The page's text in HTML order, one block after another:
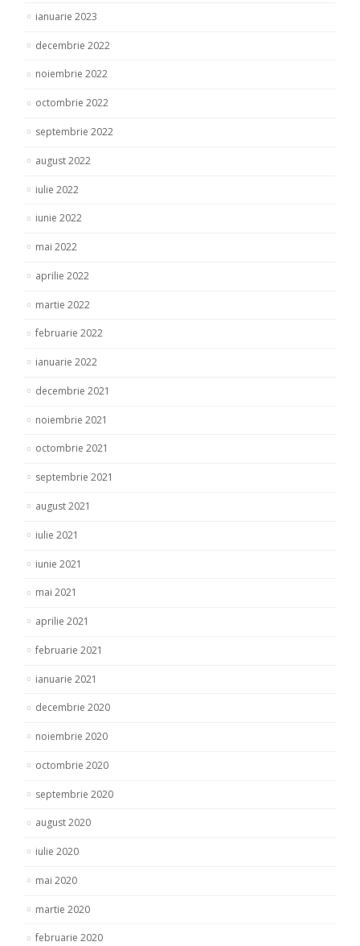
ianuarie 2023
decembrie 2022
noiembrie 2022
octombrie 2022
septembrie 2022
august 2022
iulie 2022
iunie 2022
mai 2022
aprilie 2022
martie 2022
februarie 2022
ianuarie 2022
decembrie 2021
noiembrie 2021
octombrie 2021
septembrie 2021
august 2021
iulie 2021
iunie 2021
mai 2021
aprilie 2021
februarie 2021
ianuarie 2021
decembrie 2020
noiembrie 2020
octombrie 2020
septembrie 2020
august 2020
iulie 2020
mai 2020
martie 2020
februarie 2020